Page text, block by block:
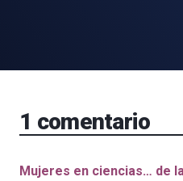
1 comentario
Mujeres en ciencias… de